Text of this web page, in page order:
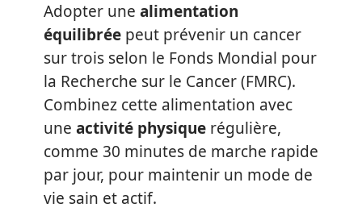
Adopter une alimentation
équilibrée peut prévenir un cancer
sur trois selon le Fonds Mondial pour
la Recherche sur le Cancer (FMRC).
Combinez cette alimentation avec
une activité physique régulière,
comme 30 minutes de marche rapide
par jour, pour maintenir un mode de
vie sain et actif.